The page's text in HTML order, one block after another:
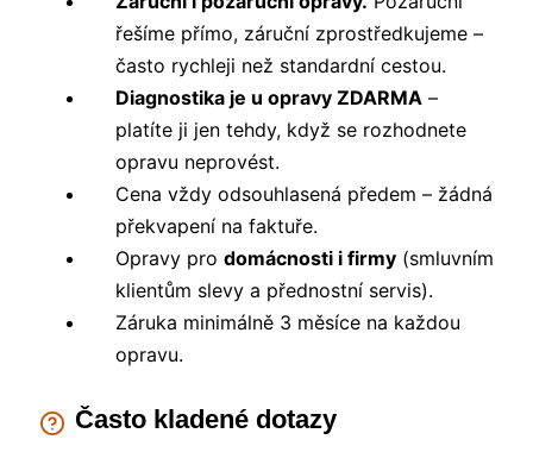
řešíme přímo, záruční zprostředkujeme –
často rychleji než standardní cestou.
Diagnostika je u opravy ZDARMA –
platíte ji jen tehdy, když se rozhodnete
opravu neprovést.
Cena vždy odsouhlasená předem – žádná
překvapení na faktuře.
Opravy pro domácnosti i firmy (smluvním
klientům slevy a přednostní servis).
Záruka minimálně 3 měsíce na každou
opravu.
Často kladené dotazy